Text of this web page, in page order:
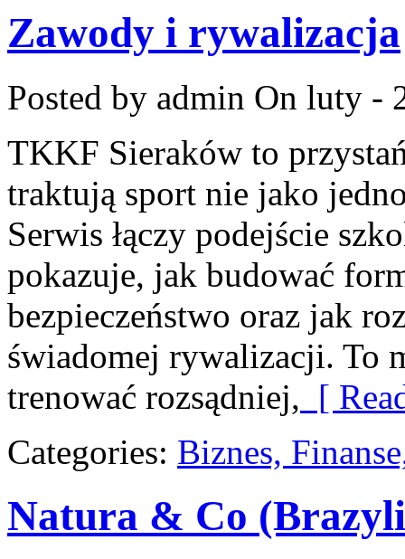
Zawody i rywalizacja
Posted by admin On luty -
TKKF Sieraków to
traktują sport nie jako
Serwis łączy podejście
pokazuje, jak budować
bezpieczeństwo oraz jak
świadomej rywalizacji. To
trenować rozsądniej, [
Categories: Biznes,
Natura & Co